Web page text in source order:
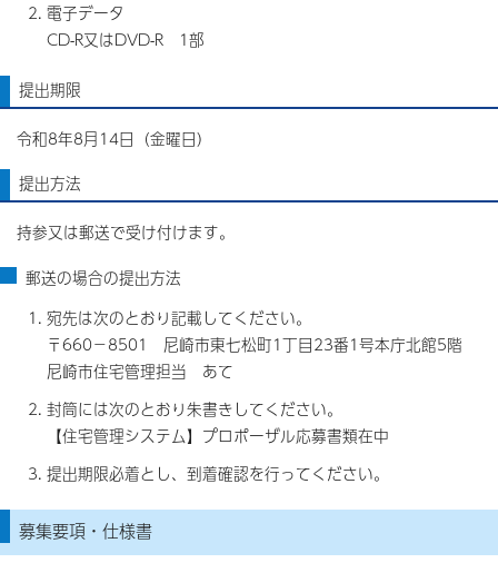
電子データ
CD-R又はDVD-R 1部
提出期限
令和8年8月14日（金曜日）
提出方法
持参又は郵送で受け付けます。
郵送の場合の提出方法
宛先は次のとおり記載してください。
〒660－8501 尼崎市東七松町1丁目23番1号本庁北館5階
尼崎市住宅管理担当 あて
封筒には次のとおり朱書きしてください。
【住宅管理システム】プロポーザル応募書類在中
提出期限必着とし、到着確認を行ってください。
募集要項・仕様書